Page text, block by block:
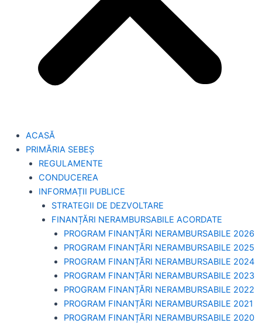
ACASĂ
PRIMĂRIA SEBEȘ
REGULAMENTE
CONDUCEREA
INFORMAȚII PUBLICE
STRATEGII DE DEZVOLTARE
FINANȚĂRI NERAMBURSABILE ACORDATE
PROGRAM FINANȚĂRI NERAMBURSABILE 2026
PROGRAM FINANȚĂRI NERAMBURSABILE 2025
PROGRAM FINANȚĂRI NERAMBURSABILE 2024
PROGRAM FINANȚĂRI NERAMBURSABILE 2023
PROGRAM FINANȚĂRI NERAMBURSABILE 2022
PROGRAM FINANȚĂRI NERAMBURSABILE 2021
PROGRAM FINANȚĂRI NERAMBURSABILE 2020